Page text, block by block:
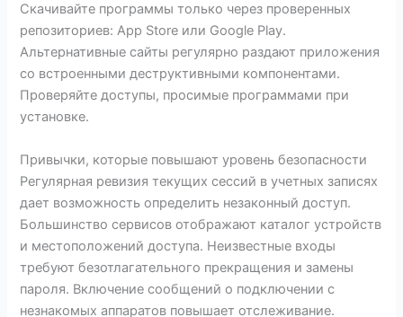
Скачивайте программы только через проверенных
репозиториев: App Store или Google Play.
Альтернативные сайты регулярно раздают приложения
со встроенными деструктивными компонентами.
Проверяйте доступы, просимые программами при
установке.
Привычки, которые повышают уровень безопасности
Регулярная ревизия текущих сессий в учетных записях
дает возможность определить незаконный доступ.
Большинство сервисов отображают каталог устройств
и местоположений доступа. Неизвестные входы
требуют безотлагательного прекращения и замены
пароля. Включение сообщений о подключении с
незнакомых аппаратов повышает отслеживание.